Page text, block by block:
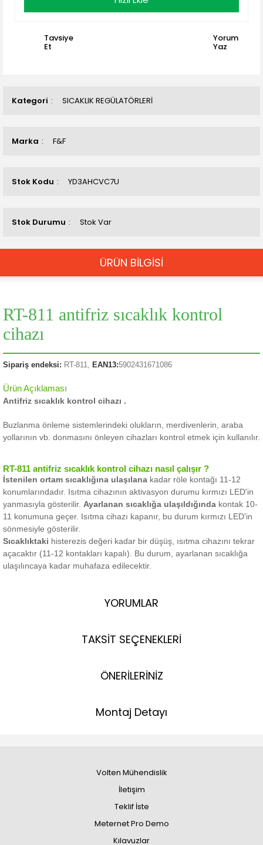
Kategori SICAKLIK REGÜLATÖRLERİ
Marka F&F
Stok Kodu YD3AHCVC7U
Stok Durumu Stok Var
Tavsiye
Et
Yorum
Yaz
ÜRÜN BİLGİSİ
RT-811 antifriz sıcaklık kontrol
cihazı
Sipariş endeksi: RT-811, EAN13:5902431671086
Ürün Açıklaması
Antifriz sıcaklık kontrol cihazı .
Buzlanma önleme sistemlerindeki olukların, merdivenlerin, araba
yollarının vb. donmasını önleyen cihazları kontrol etmek için kullanılır.
RT-811 antifriz sıcaklık kontrol cihazı nasıl çalışır ?
İstenilen ortam sıcaklığına ulaşılana kadar röle kontağı 11-12
konumlarındadır. Isıtma cihazının aktivasyon durumu kırmızı LED'in
yanmasıyla gösterilir. Ayarlanan sıcaklığa ulaşıldığında kontak 10-
11 konumuna geçer. Isıtma cihazı kapanır, bu durum kırmızı LED'in
sönmesiyle gösterilir.
Sıcaklıktaki histerezis değeri kadar bir düşüş, ısıtma cihazını tekrar
açacaktır (11-12 kontakları kapalı). Bu durum, ayarlanan sıcaklığa
ulaşılıncaya kadar muhafaza edilecektir.
YORUMLAR
TAKSİT SEÇENEKLERİ
ÖNERİLERİNİZ
Montaj Detayı
Volten Mühendislik
İletişim
Teklif İste
Meternet Pro Demo
Kılavuzlar